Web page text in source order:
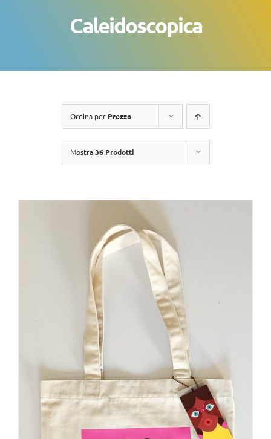
Caleidoscopica
Ordina per Prezzo
Mostra36 Prodotti